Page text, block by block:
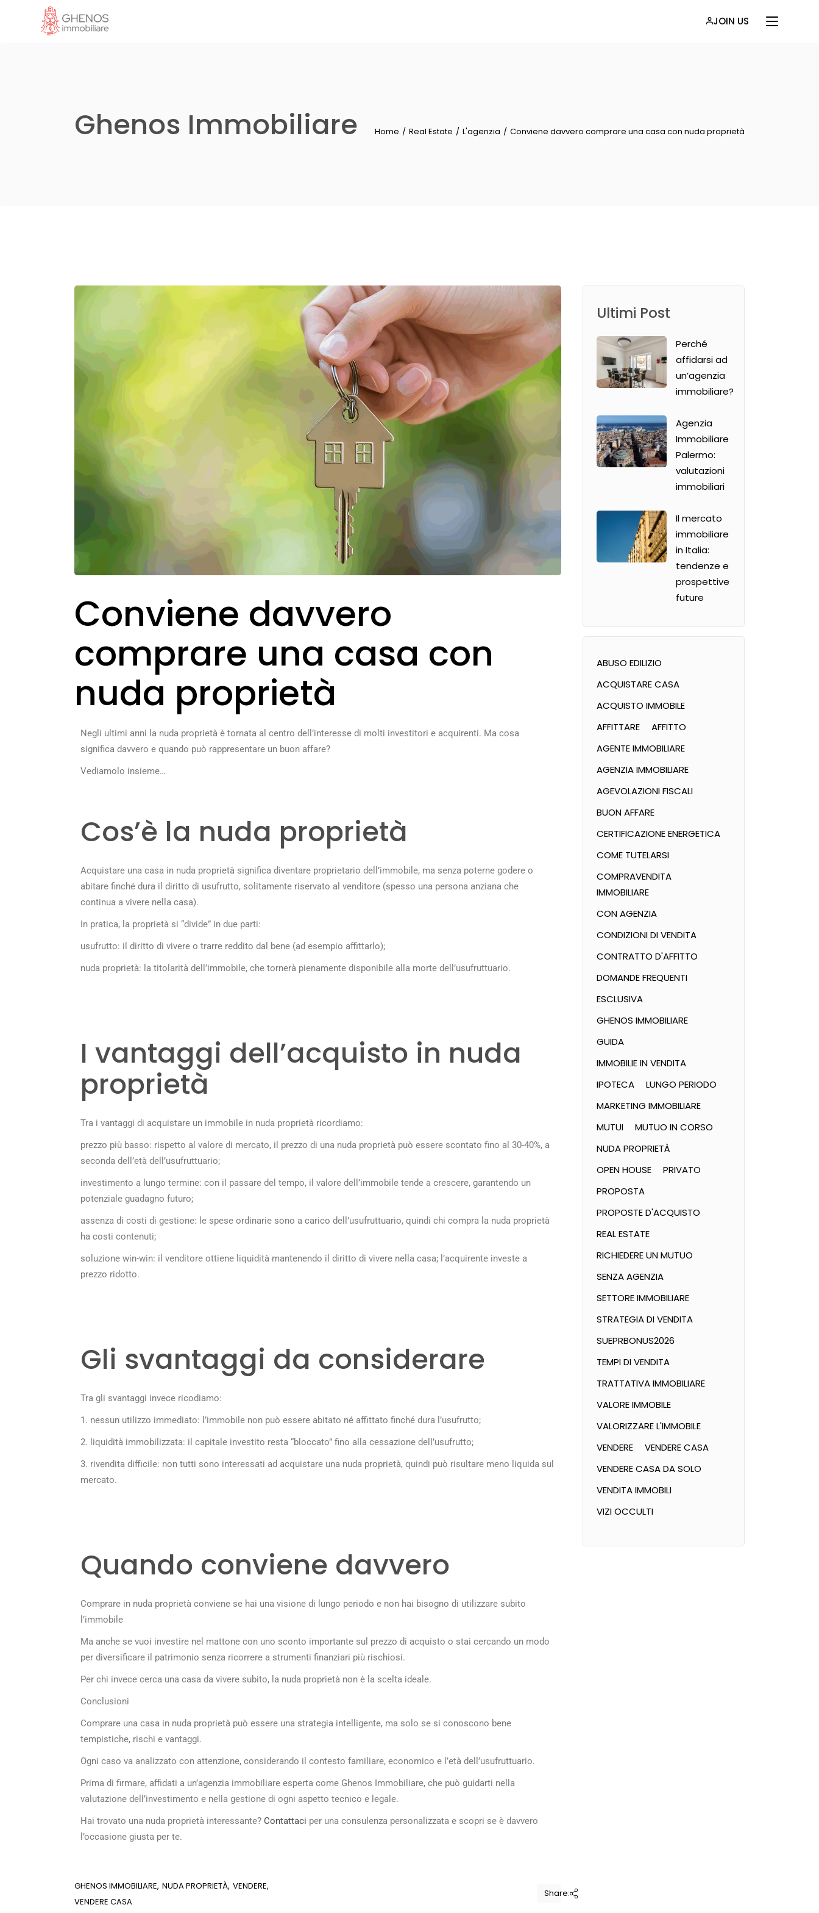
JOIN US
Ghenos Immobiliare Home Real Estate L'agenzia Conviene davvero comprare una casa con nuda proprietà
Conviene davvero
comprare una casa con
nuda proprietà
Negli ultimi anni la nuda proprietà è tornata al centro dell’interesse di molti investitori e acquirenti. Ma cosa
significa davvero e quando può rappresentare un buon affare?
Vediamolo insieme…
Cos’è la nuda proprietà
Acquistare una casa in nuda proprietà significa diventare proprietario dell’immobile, ma senza poterne godere o
abitare finché dura il diritto di usufrutto, solitamente riservato al venditore (spesso una persona anziana che
continua a vivere nella casa).
In pratica, la proprietà si “divide” in due parti:
usufrutto: il diritto di vivere o trarre reddito dal bene (ad esempio affittarlo);
nuda proprietà: la titolarità dell’immobile, che tornerà pienamente disponibile alla morte dell’usufruttuario.
I vantaggi dell’acquisto in nuda
proprietà
Tra i vantaggi di acquistare un immobile in nuda proprietà ricordiamo:
prezzo più basso: rispetto al valore di mercato, il prezzo di una nuda proprietà può essere scontato fino al 30-40%, a
seconda dell’età dell’usufruttuario;
investimento a lungo termine: con il passare del tempo, il valore dell’immobile tende a crescere, garantendo un
potenziale guadagno futuro;
assenza di costi di gestione: le spese ordinarie sono a carico dell’usufruttuario, quindi chi compra la nuda proprietà
ha costi contenuti;
soluzione win-win: il venditore ottiene liquidità mantenendo il diritto di vivere nella casa; l’acquirente investe a
prezzo ridotto.
Gli svantaggi da considerare
Tra gli svantaggi invece ricodiamo:
1. nessun utilizzo immediato: l’immobile non può essere abitato né affittato finché dura l’usufrutto;
2. liquidità immobilizzata: il capitale investito resta “bloccato” fino alla cessazione dell’usufrutto;
3. rivendita difficile: non tutti sono interessati ad acquistare una nuda proprietà, quindi può risultare meno liquida sul
mercato.
Quando conviene davvero
Comprare in nuda proprietà conviene se hai una visione di lungo periodo e non hai bisogno di utilizzare subito
l’immobile
Ma anche se vuoi investire nel mattone con uno sconto importante sul prezzo di acquisto o stai cercando un modo
per diversificare il patrimonio senza ricorrere a strumenti finanziari più rischiosi.
Per chi invece cerca una casa da vivere subito, la nuda proprietà non è la scelta ideale.
Conclusioni
Comprare una casa in nuda proprietà può essere una strategia intelligente, ma solo se si conoscono bene
tempistiche, rischi e vantaggi.
Ogni caso va analizzato con attenzione, considerando il contesto familiare, economico e l’età dell’usufruttuario.
Prima di firmare, affidati a un’agenzia immobiliare esperta come Ghenos Immobiliare, che può guidarti nella
valutazione dell’investimento e nella gestione di ogni aspetto tecnico e legale.
Hai trovato una nuda proprietà interessante? Contattaci per una consulenza personalizzata e scopri se è davvero
l’occasione giusta per te.
GHENOS IMMOBILIARE NUDA PROPRIETÀ VENDERE
VENDERE CASA
Share:
Ultimi Post
Perché
affidarsi ad
un’agenzia
immobiliare?
Agenzia
Immobiliare
Palermo:
valutazioni
immobiliari
Il mercato
immobiliare
in Italia:
tendenze e
prospettive
future
ABUSO EDILIZIO
ACQUISTARE CASA
ACQUISTO IMMOBILE
AFFITTARE
AFFITTO
AGENTE IMMOBILIARE
AGENZIA IMMOBILIARE
AGEVOLAZIONI FISCALI
BUON AFFARE
CERTIFICAZIONE ENERGETICA
COME TUTELARSI
COMPRAVENDITA
IMMOBILIARE
CON AGENZIA
CONDIZIONI DI VENDITA
CONTRATTO D'AFFITTO
DOMANDE FREQUENTI
ESCLUSIVA
GHENOS IMMOBILIARE
GUIDA
IMMOBILIE IN VENDITA
IPOTECA
LUNGO PERIODO
MARKETING IMMOBILIARE
MUTUI
MUTUO IN CORSO
NUDA PROPRIETÀ
OPEN HOUSE
PRIVATO
PROPOSTA
PROPOSTE D'ACQUISTO
REAL ESTATE
RICHIEDERE UN MUTUO
SENZA AGENZIA
SETTORE IMMOBILIARE
STRATEGIA DI VENDITA
SUEPRBONUS2026
TEMPI DI VENDITA
TRATTATIVA IMMOBILIARE
VALORE IMMOBILE
VALORIZZARE L'IMMOBILE
VENDERE
VENDERE CASA
VENDERE CASA DA SOLO
VENDITA IMMOBILI
VIZI OCCULTI